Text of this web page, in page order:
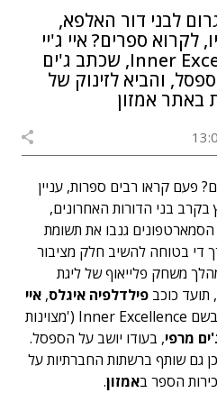
לבני דור האלפא,
לקרוא ספרים? איי ג'יי
בראון קרא את Inner Excellence, שכתב ג'ים
והביא לזינוק של
פעם קראו רבים ספרות, עניין
בני הדורות האחרונים,
גנבו את תשומת
די בטוחה להשיב חלק מציבור
משחק פלייאוף של ליגת
, תועד כוכב פילדלפיה איגלס, איי
, כשהוא קורא ספר בשם Inner Excellence ('מצוינות
מרפי, בעודו יושב על הספסל.
גם שותף ברשתות החברתיות על
הספר באמזון.